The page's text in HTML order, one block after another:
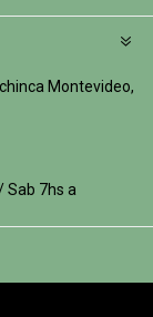
Montevideo,
Sab 7hs a